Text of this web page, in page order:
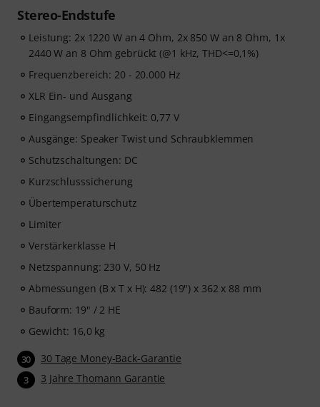
Stereo-Endstufe
Leistung: 2x 1220 W an 4 Ohm, 2x 850 W an 8 Ohm, 1x
2440 W an 8 Ohm gebrückt (@1 kHz, THD<=0,1%)
Frequenzbereich: 20 - 20.000 Hz
XLR Ein- und Ausgang
Eingangsempfindlichkeit: 0,77 V
Ausgänge: Speaker Twist und Schraubklemmen
Schutzschaltungen: DC
Kurzschlusssicherung
Übertemperaturschutz
Limiter
Verstärkerklasse H
Netzspannung: 230 V, 50 Hz
Abmessungen (B x T x H): 482 (19") x 362 x 88 mm
Bauform: 19" / 2 HE
Gewicht: 16,0 kg
30 30 Tage Money-Back-Garantie
3 3 Jahre Thomann Garantie